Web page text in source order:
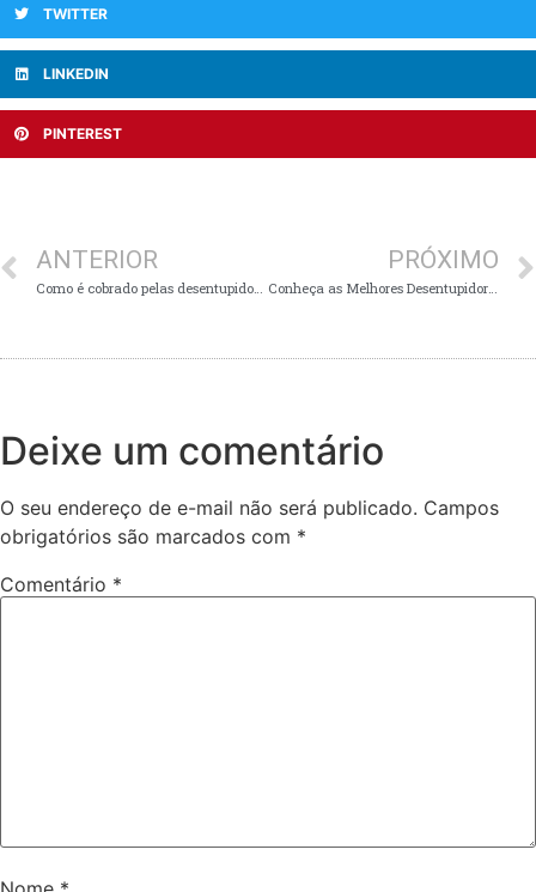
TWITTER
LINKEDIN
PINTEREST
ANTERIOR PRÓXIMO
Conheça as Melhores Desentupidoras na Região do Barreiro em BH
Deixe um comentário
O seu endereço de e-mail não será publicado. Campos
obrigatórios são marcados com *
Comentário *